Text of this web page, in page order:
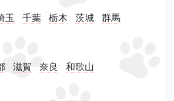
玉 千葉 栃木 茨城 群馬
滋賀 奈良 和歌山